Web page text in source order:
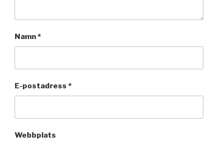
Namn*
E-postadress *
Webbplats